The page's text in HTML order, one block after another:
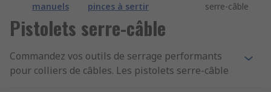
manuels
pinces à sertir
serre-câble
Pistolets serre-câble
Commandez vos outils de serrage performants
pour colliers de câbles. Les pistolets serre-câble